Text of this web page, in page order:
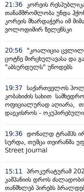
21:36
კორეის
თანამშრომლობა უნდა
კორეის მხარდაჭერა იმ
ვოლოდიმირ ზელენსკი
20:56
"კოალიცია
ცოტნე მირცხულავასა და
"აბსურდულს" უწოდებს
19:37 საქართველოს
კობახიძის სახით
ოფიციალურად აღიარა,
დაეკისროს -
19:36 დონალდ ტრამპს
სურდა, თუმცა თეირანმა
Street Journal
15:11
პროკურატურამ
კამპანიის დროს
თანმხლებ პირებს